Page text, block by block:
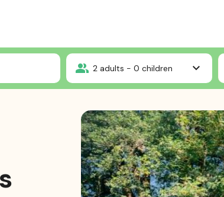
2adults - 0 children
Mountaineer's chalet- 2 bedrooms = sheets +towels + cleaning